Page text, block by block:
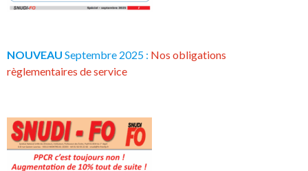
NOUVEAU Septembre 2025 : Nos obligations
règlementaires de service